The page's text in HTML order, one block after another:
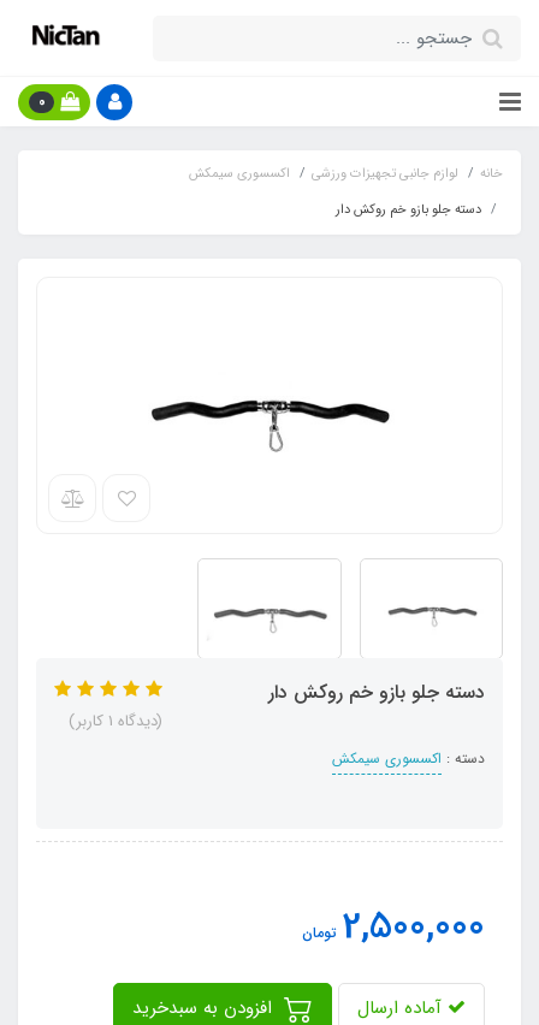
0
خانه لوازم جانبی تجهیزات ورزشی
اکسسوری سیمکش
دسته جلو بازو خم روکش دار
دسته جلو بازو خم روکش دار
دسته : اکسسوری سیمکش
(دیدگاه 1 کاربر)
2,500,000 تومان
آماده ارسال